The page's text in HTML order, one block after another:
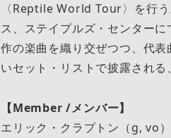
〈Reptile World Tour〉を⾏
ス、ステイプルズ・センター
作の楽曲を織り交ぜつつ、代
いセット・リストで披露され
【Member /メンバー】
エリック・クラプトン（g, vo